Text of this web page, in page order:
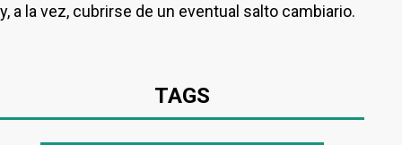
y, a la vez, cubrirse de un eventual salto cambiario.
TAGS